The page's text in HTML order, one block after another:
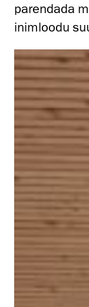
parendada
inimloodu